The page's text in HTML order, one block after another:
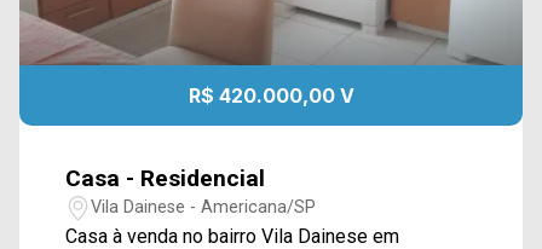
R$ 420.000,00 V
Casa - Residencial
Vila Dainese - Americana/SP
Casa à venda no bairro Vila Dainese em